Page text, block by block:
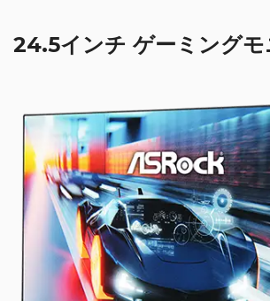
24.5インチ ゲーミングモ